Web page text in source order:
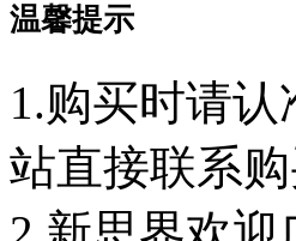
温馨提示
1.购买时请认
站直接联系